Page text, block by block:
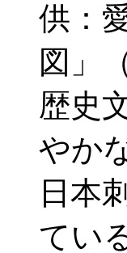
供：
図」
歴史
やか
日本
てい